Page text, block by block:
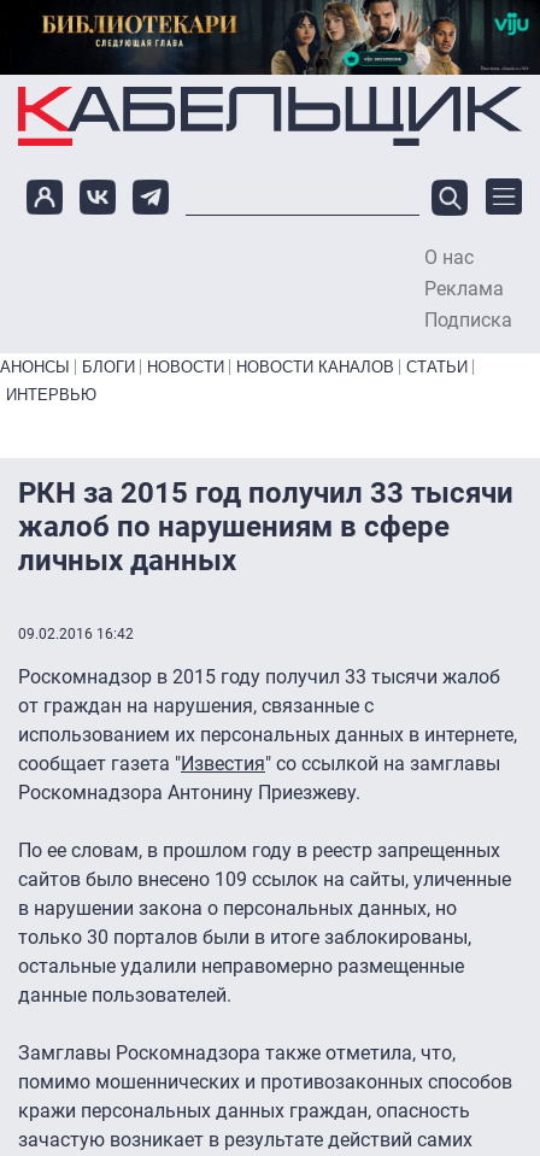
Перейти к основному содержанию
О нас
Реклама
Подписка
Primary links bottom
АНОНСЫ БЛОГИ НОВОСТИ НОВОСТИ КАНАЛОВ
СТАТЬИ
ИНТЕРВЬЮ
РКН за 2015 год получил 33 тысячи
жалоб по нарушениям в сфере
личных данных
09.02.2016 16:42
Роскомнадзор в 2015 году получил 33 тысячи жалоб
от граждан на нарушения, связанные с
использованием их персональных данных в интернете,
сообщает газета "Известия" со ссылкой на замглавы
Роскомнадзора Антонину Приезжеву.
По ее словам, в прошлом году в реестр запрещенных
сайтов было внесено 109 ссылок на сайты, уличенные
в нарушении закона о персональных данных, но
только 30 порталов были в итоге заблокированы,
остальные удалили неправомерно размещенные
данные пользователей.
Замглавы Роскомнадзора также отметила, что,
помимо мошеннических и противозаконных способов
кражи персональных данных граждан, опасность
зачастую возникает в результате действий самих